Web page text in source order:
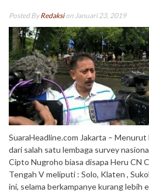
Posted ByRedaksion Januari 23, 2019
SuaraHeadline.com Jakarta –
dari salah satu lembaga survey
Cipto Nugroho biasa disapa Heru CN
Tengah V meliputi : Solo, Klaten ,
ini, selama berkampanye kurang lebih